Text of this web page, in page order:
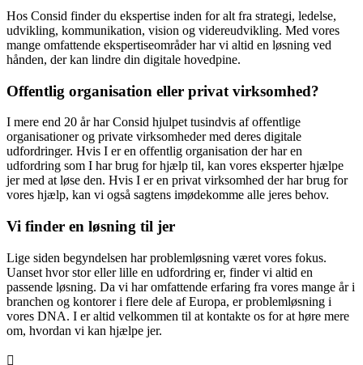
Hos Consid finder du ekspertise inden for alt fra strategi, ledelse,
udvikling, kommunikation, vision og videreudvikling. Med vores
mange omfattende ekspertiseområder har vi altid en løsning ved
hånden, der kan lindre din digitale hovedpine.
Offentlig organisation eller privat virksomhed?
I mere end 20 år har Consid hjulpet tusindvis af offentlige
organisationer og private virksomheder med deres digitale
udfordringer. Hvis I er en offentlig organisation der har en
udfordring som I har brug for hjælp til, kan vores eksperter hjælpe
jer med at løse den. Hvis I er en privat virksomhed der har brug for
vores hjælp, kan vi også sagtens imødekomme alle jeres behov.
Vi finder en løsning til jer
Lige siden begyndelsen har problemløsning været vores fokus.
Uanset hvor stor eller lille en udfordring er, finder vi altid en
passende løsning. Da vi har omfattende erfaring fra vores mange år i
branchen og kontorer i flere dele af Europa, er problemløsning i
vores DNA. I er altid velkommen til at kontakte os for at høre mere
om, hvordan vi kan hjælpe jer.